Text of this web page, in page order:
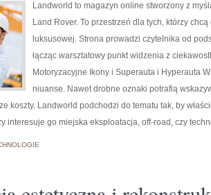
Landworld to magazyn online stworzony z
Land Rover. To przestrzeń dla tych, którzy
luksusowej. Strona prowadzi czytelnika od
łącząc warsztatowy punkt widzenia z
Motoryzacyjne Ikony i Superauta i Hyperauta
niuanse. Nawet drobne oznaki potrafią
koszty. Landworld podchodzi do tematu tak, by
interesuje go miejska eksploatacja, off-road, czy